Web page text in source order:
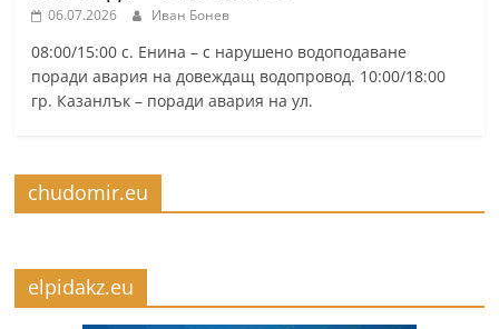
06.07.2026 Иван Бонев
08:00/15:00 с. Енина – с нарушено водоподаване
поради авария на довеждащ водопровод. 10:00/18:00
гр. Казанлък – поради авария на ул.
chudomir.eu
elpidakz.eu